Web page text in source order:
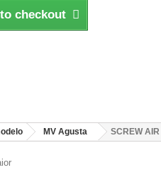
checkout
MV Agusta SCREW AIR